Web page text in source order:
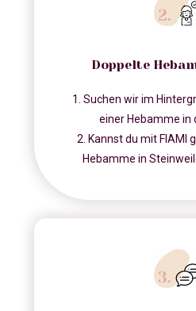
Doppelte
1. Suchen wir im
einer Hebamme in
2. Kannst du mit FIAMI
Hebamme in